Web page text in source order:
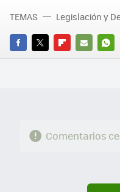
FACEBOOK
TWITTERFLIPBOARD
E-
TEMAS Legislación y
Comentarios